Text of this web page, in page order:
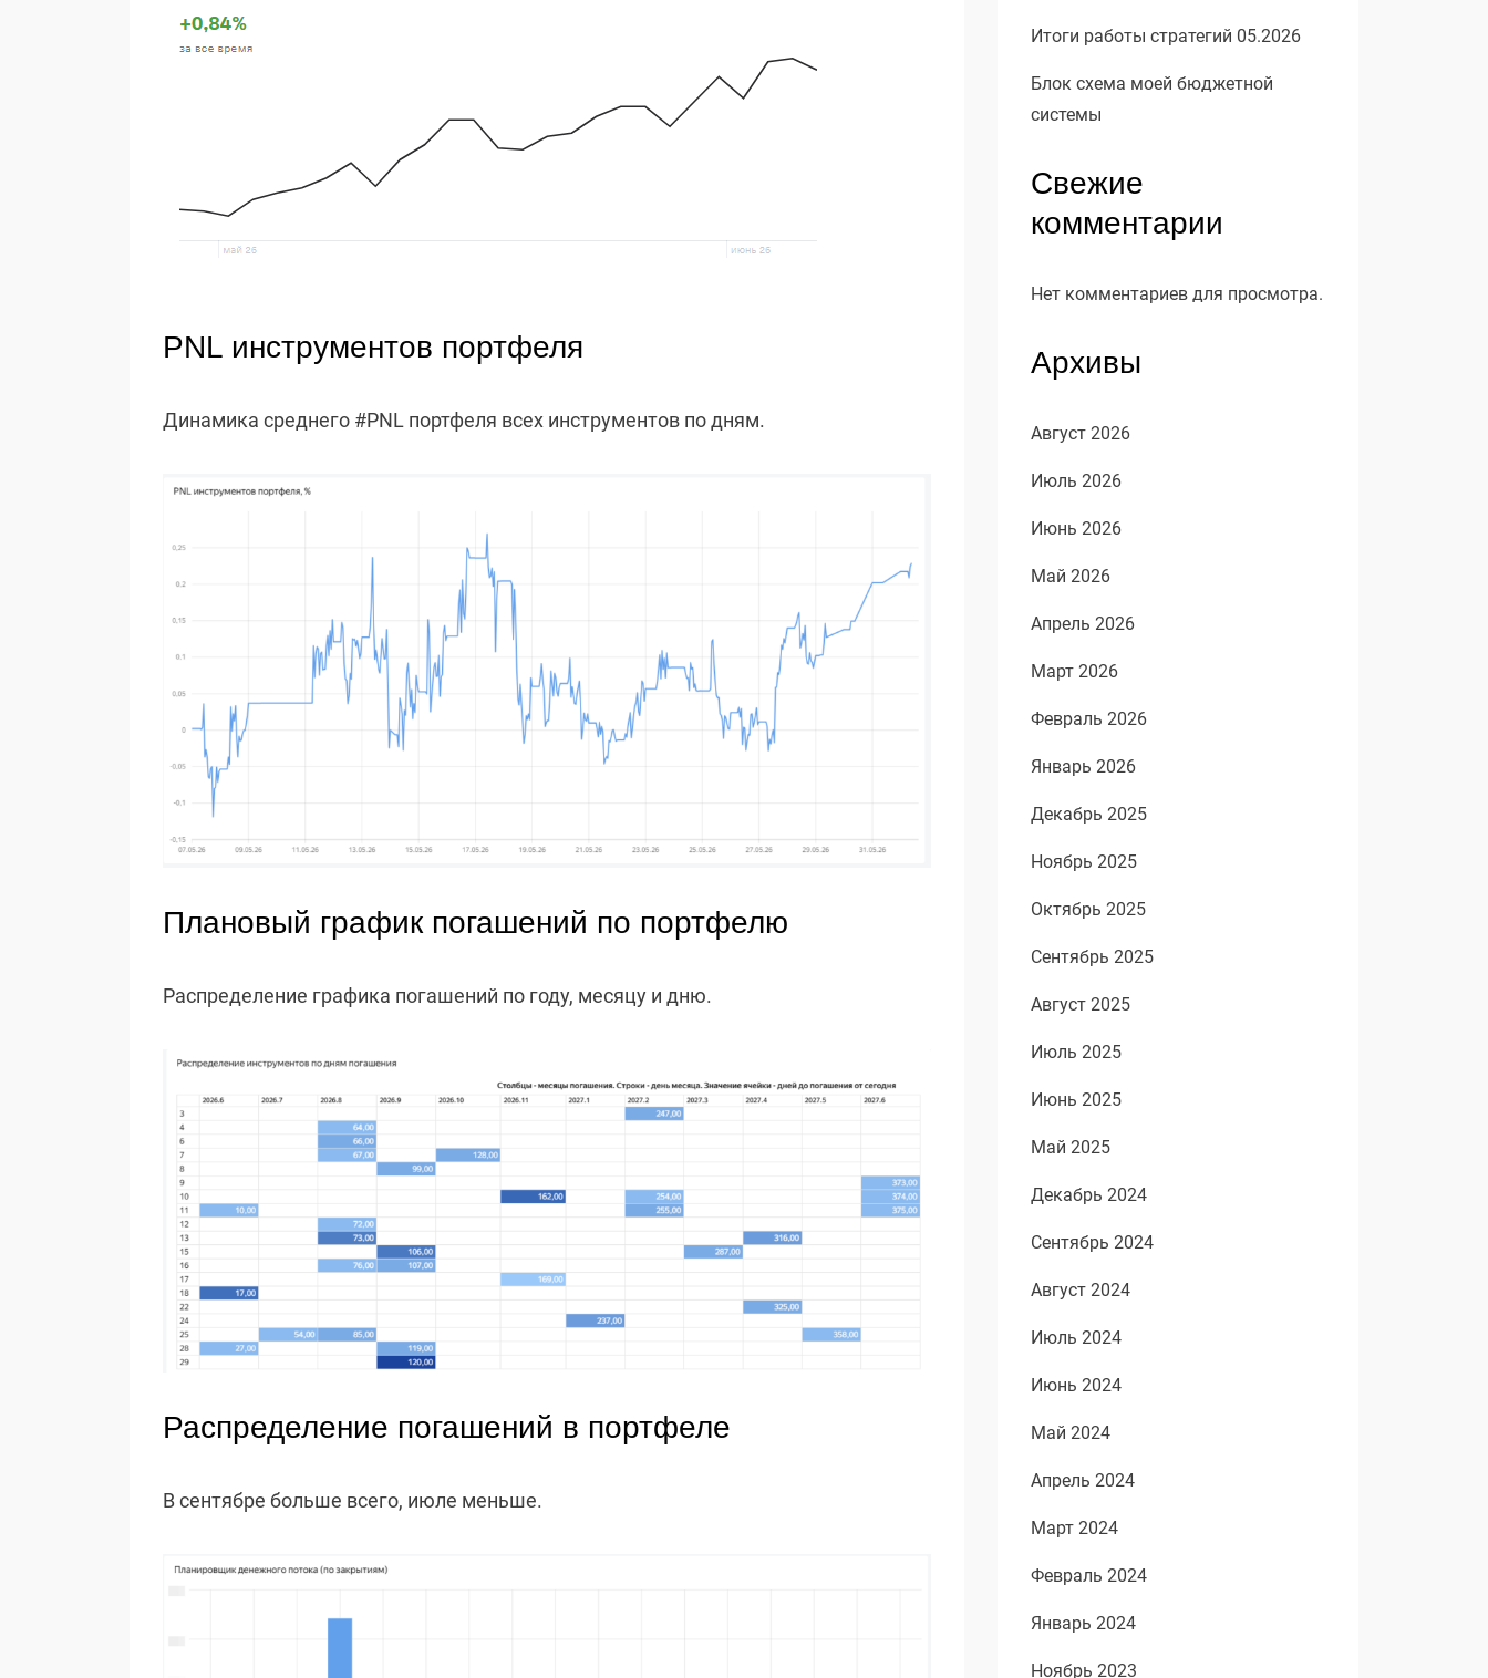
PNL инструментов портфеля
Динамика среднего #PNL портфеля всех инструментов по дням.
Плановый график погашений по портфелю
Распределение графика погашений по году, месяцу и дню.
Распределение погашений в портфеле
В сентябре больше всего, июле меньше.
Итоги работы стратегий 05.2026
Блок схема моей бюджетной
системы
Свежие
комментарии
Нет комментариев для просмотра.
Архивы
Август 2026
Июль 2026
Июнь 2026
Май 2026
Апрель 2026
Март 2026
Февраль 2026
Январь 2026
Декабрь 2025
Ноябрь 2025
Октябрь 2025
Сентябрь 2025
Август 2025
Июль 2025
Июнь 2025
Май 2025
Декабрь 2024
Сентябрь 2024
Август 2024
Июль 2024
Июнь 2024
Май 2024
Апрель 2024
Март 2024
Февраль 2024
Январь 2024
Ноябрь 2023